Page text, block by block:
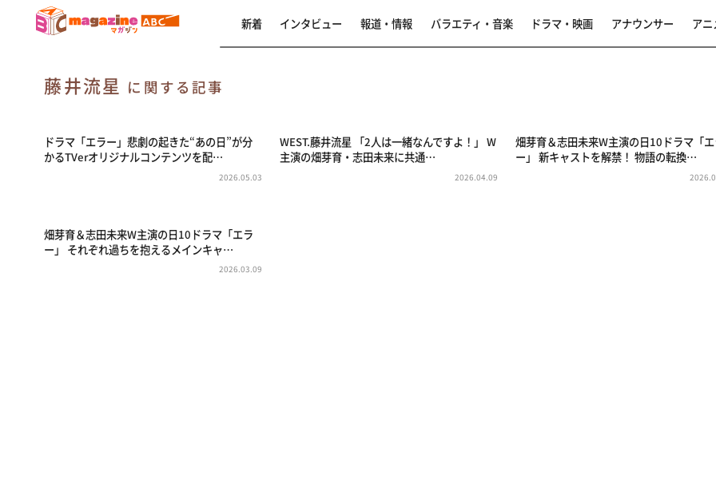
新着 インタビュー 報道・情報 バラエティ・音楽 ドラマ・映画 アナウンサー アニ
藤井流星 に関する記事
ドラマ「エラー」悲劇の起きた“あの日”が分
かるTVerオリジナルコンテンツを配…
2026.05.03
WEST.藤井流星 「2人は一緒なんですよ！」 W
主演の畑芽育・志田未来に共通…
2026.04.09
畑芽育＆志田未来W主演の日10ドラマ「
ー」 新キャストを解禁！ 物語の転換…
畑芽育＆志田未来W主演の日10ドラマ「エラ
ー」 それぞれ過ちを抱えるメインキャ…
2026.03.09